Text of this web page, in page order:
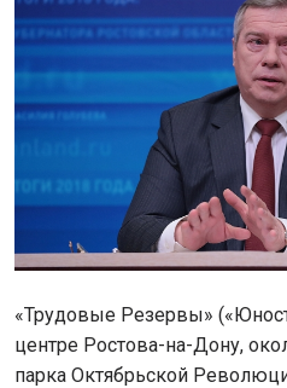
«Трудовые Резервы»
центре Ростова-на-Дону,
парка Октябрьской